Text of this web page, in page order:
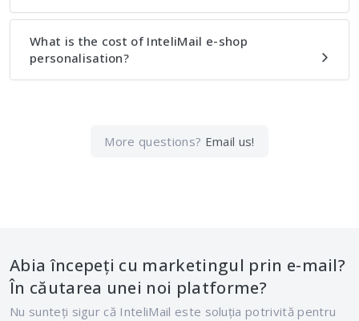
What is the cost of InteliMail e-shop
personalisation?
More questions? Email us!
Abia începeți cu marketingul prin e-mail?
În căutarea unei noi platforme?
Nu sunteți sigur că InteliMail este soluția potrivită pentru